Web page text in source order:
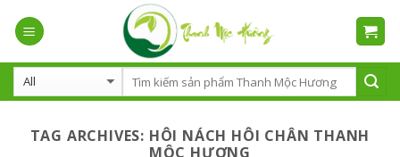
TAG ARCHIVES: HÔI NÁCH HÔI CHÂN THANH
MỘC HƯƠNG